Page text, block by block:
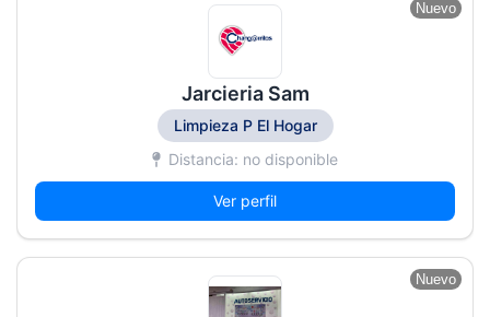
Nuevo
Jarcieria Sam
Limpieza P El Hogar
Distancia: no disponible
Ver perfil
Nuevo